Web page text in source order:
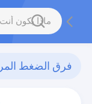
فرق الضغط